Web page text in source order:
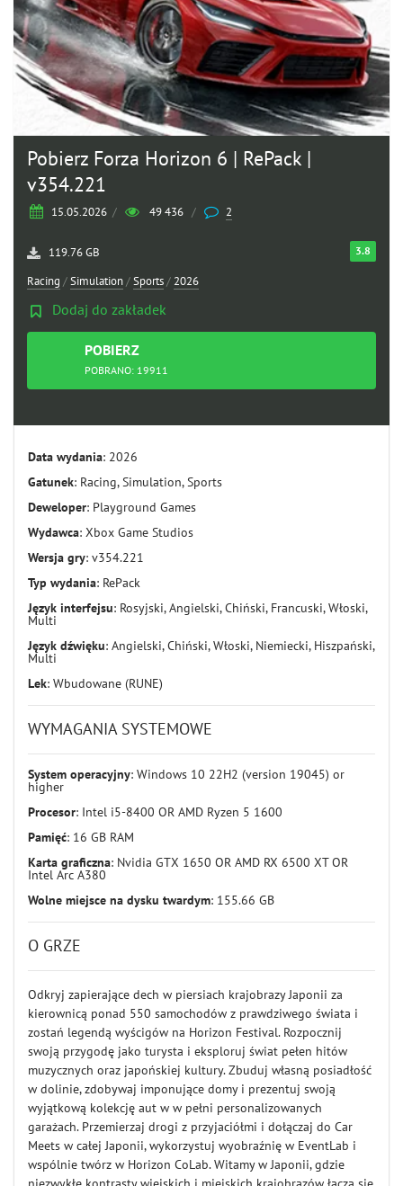
Pobierz Forza Horizon 6 | RePack |
v354.221
15.05.2026 / 49 436 / 2
3.8
119.76 GB
Racing /Simulation/Sports/ 2026
Dodaj do zakładek
POBIERZ
TORRENTPOBRANO: 19911
Data wydania: 2026
Gatunek: Racing, Simulation, Sports
Deweloper: Playground Games
Wydawca: Xbox Game Studios
Wersja gry: v354.221
Typ wydania: RePack
Język interfejsu: Rosyjski, Angielski, Chiński, Francuski, Włoski,
Multi
Język dźwięku: Angielski, Chiński, Włoski, Niemiecki, Hiszpański,
Multi
Lek: Wbudowane (RUNE)
WYMAGANIA SYSTEMOWE
System operacyjny: Windows 10 22H2 (version 19045) or
higher
Procesor: Intel i5-8400 OR AMD Ryzen 5 1600
Pamięć: 16 GB RAM
Karta graficzna: Nvidia GTX 1650 OR AMD RX 6500 XT OR
Intel Arc A380
Wolne miejsce na dysku twardym: 155.66 GB
O GRZE
Odkryj zapierające dech w piersiach krajobrazy Japonii za
kierownicą ponad 550 samochodów z prawdziwego świata i
zostań legendą wyścigów na Horizon Festival. Rozpocznij
swoją przygodę jako turysta i eksploruj świat pełen hitów
muzycznych oraz japońskiej kultury. Zbuduj własną posiadłość
w dolinie, zdobywaj imponujące domy i prezentuj swoją
wyjątkową kolekcję aut w w pełni personalizowanych
garażach. Przemierzaj drogi z przyjaciółmi i dołączaj do Car
Meets w całej Japonii, wykorzystuj wyobraźnię w EventLab i
wspólnie twórz w Horizon CoLab. Witamy w Japonii, gdzie